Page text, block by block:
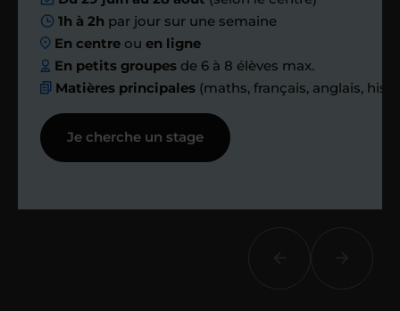
ensemble des
échanges réguliers
Afin de suivre le travail et les progrès
réalisés, votre enseignant et moi-
même vous proposons des points et
1h à 2h par jour sur une semaine
En centre ouen ligne
En petits groupes de 6 à 8 élèves max.
Matières principales (maths, français, anglais,
Je cherche un stage